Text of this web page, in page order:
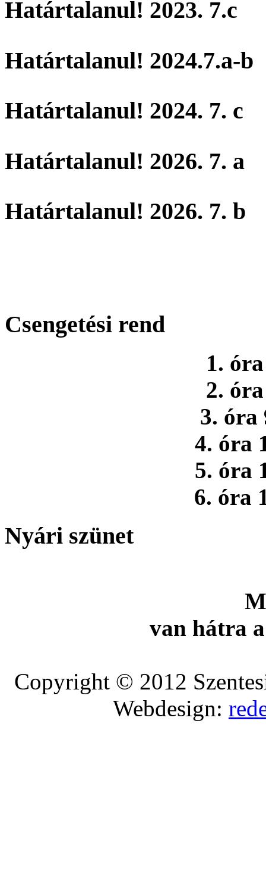
Határtalanul! 2023. 7.c
Határtalanul! 2024.7.a-b
Határtalanul! 2024. 7. c
Határtalanul! 2026. 7. a
Határtalanul! 2026. 7. b
Csengetési rend
1.
2.
3. óra
4. óra
5. óra
6. óra
Nyári szünet
van hátra
Copyright © 2012
Webdesign: